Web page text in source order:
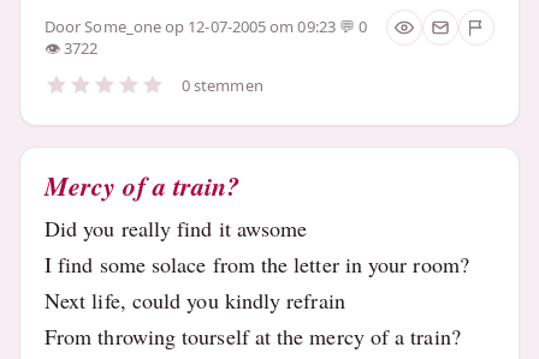
DoorSome_oneop 12-07-2005 om 09:23
0
3722
0 stemmen
Mercy of a train?
Did you really find it awsome
I find some solace from the letter in your room?
Next life, could you kindly refrain
From throwing tourself at the mercy of a train?